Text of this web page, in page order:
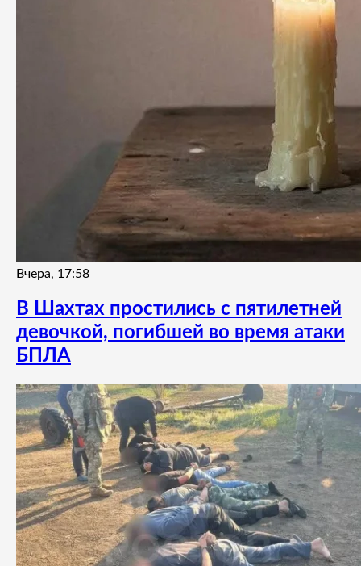
Вчера, 17:58
В Шахтах простились с пятилетней
девочкой, погибшей во время атаки
БПЛА